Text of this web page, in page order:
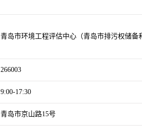
青岛市环境工程评估中心（青岛市排污权储备
266003
9:00-17:30
青岛市京山路15号